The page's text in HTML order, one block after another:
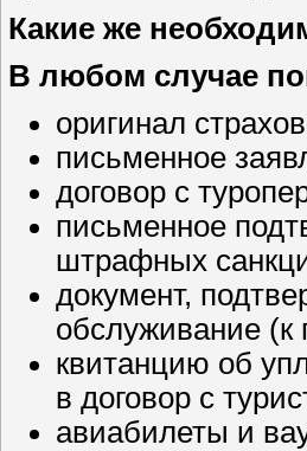
Какие же
В любом случае
оригинал
письменное
договор с
письменное
штрафных
документ,
обслуживание (к
квитанцию об
в договор с
авиабилеты и